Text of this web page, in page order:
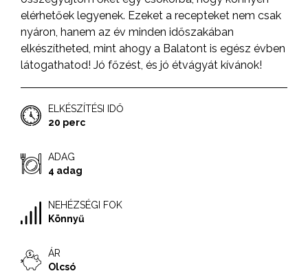
elérhetőek legyenek. Ezeket a recepteket nem csak
nyáron, hanem az év minden időszakában
elkészítheted, mint ahogy a Balatont is egész évben
látogathatod! Jó főzést, és jó étvágyát kívánok!
ELKÉSZÍTÉSI IDŐ
20 perc
ADAG
4 adag
NEHÉZSÉGI FOK
Könnyű
ÁR
Olcsó